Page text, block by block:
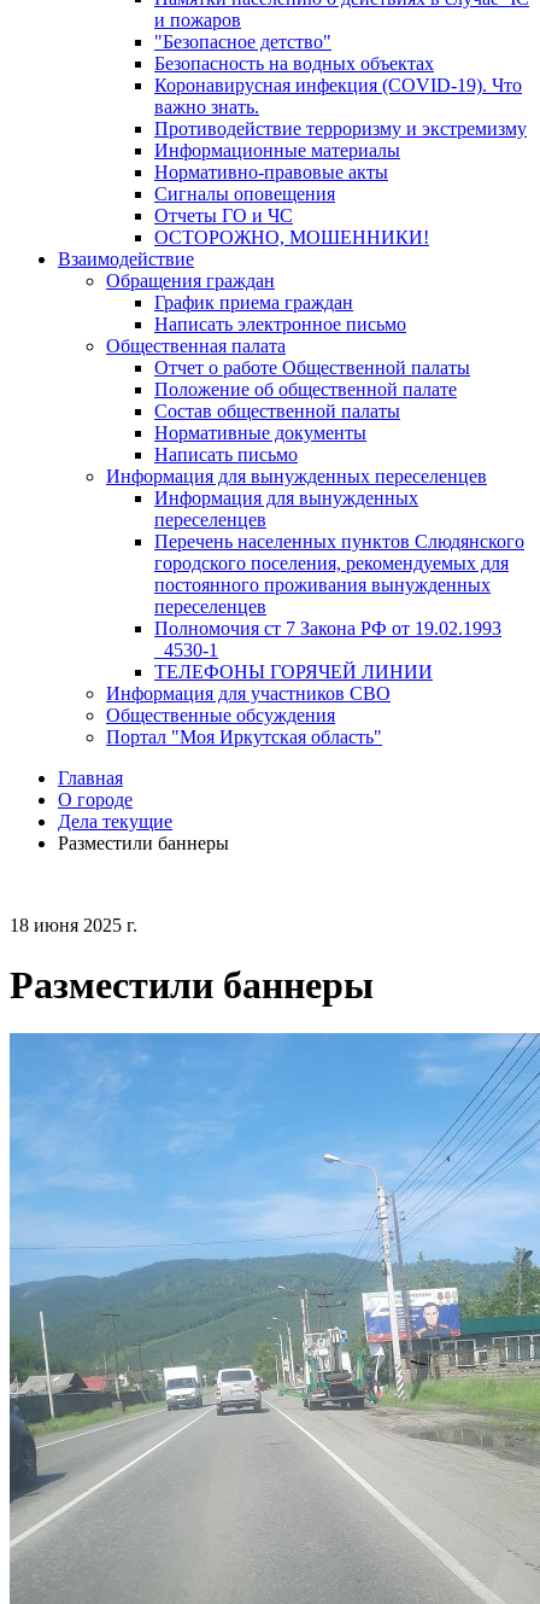
и пожаров
"Безопасное детство"
Безопасность на водных объектах
Коронавирусная инфекция (COVID-19). Что
важно знать.
Противодействие терроризму и экстремизму
Информационные материалы
Нормативно-правовые акты
Сигналы оповещения
Отчеты ГО и ЧС
ОСТОРОЖНО, МОШЕННИКИ!
Взаимодействие
Обращения граждан
График приема граждан
Написать электронное письмо
Общественная палата
Отчет о работе Общественной палаты
Положение об общественной палате
Состав общественной палаты
Нормативные документы
Написать письмо
Информация для вынужденных переселенцев
Информация для вынужденных
переселенцев
Перечень населенных пунктов Слюдянского
городского поселения, рекомендуемых для
постоянного проживания вынужденных
переселенцев
Полномочия ст 7 Закона РФ от 19.02.1993
_4530-1
ТЕЛЕФОНЫ ГОРЯЧЕЙ ЛИНИИ
Информация для участников СВО
Общественные обсуждения
Портал "Моя Иркутская область"
Главная
О городе
Дела текущие
Разместили баннеры
18 июня 2025 г.
Разместили баннеры